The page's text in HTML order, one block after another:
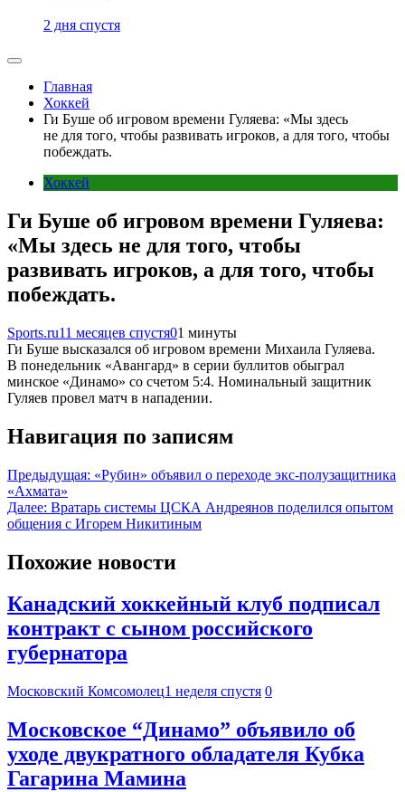
2 дня спустя
Главная
Хоккей
Ги Буше об игровом времени Гуляева: «Мы здесь
не для того, чтобы развивать игроков, а для того, чтобы
побеждать.
Хоккей
Ги Буше об игровом времени Гуляева:
«Мы здесь не для того, чтобы
развивать игроков, а для того, чтобы
побеждать.
Sports.ru11 месяцев спустя01 минуты
Ги Буше высказался об игровом времени Михаила Гуляева.
В понедельник «Авангард» в серии буллитов обыграл
минское «Динамо» со счетом 5:4. Номинальный защитник
Гуляев провел матч в нападении.
Навигация по записям
Предыдущая: «Рубин» объявил о переходе экс-полузащитника
«Ахмата»
Далее: Вратарь системы ЦСКА Андреянов поделился опытом
общения с Игорем Никитиным
Похожие новости
Канадский хоккейный клуб подписал
контракт с сыном российского
губернатора
Московский Комсомолец1 неделя спустя 0
Московское “Динамо” объявило об
уходе двукратного обладателя Кубка
Гагарина Мамина